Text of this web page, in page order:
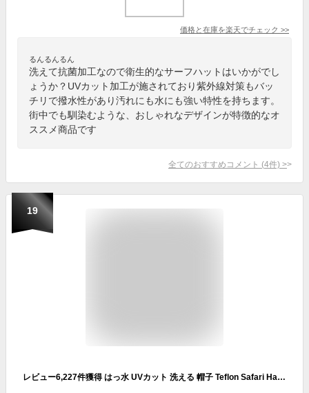
価格と在庫を楽天でチェック >>
るんるんるん
洗えて抗菌加工なので衛生的なサーフハットはいかがでし
ょうか？UVカット加工が施されており紫外線対策もバッ
チリで撥水性があり汚れにも水にも強い特性を持ちます。
街中でも馴染むような、おしゃれなデザインが特徴的なオ
ススメ商品です
全てのおすすめコメント (4件) >
19
レビュー6,227件獲得 はっ水 UVカット 洗える 帽子 Teflon Safari Hat テフロン サファリハット サーフハット レインハット 紫外線 遮蔽 ウォーキング ゴルフ キャンプ フェス アウトドア ハット 春夏 子供 WEB限定 20色 3サイズ レディース メンズ キッズ ビッグ qch-e4270